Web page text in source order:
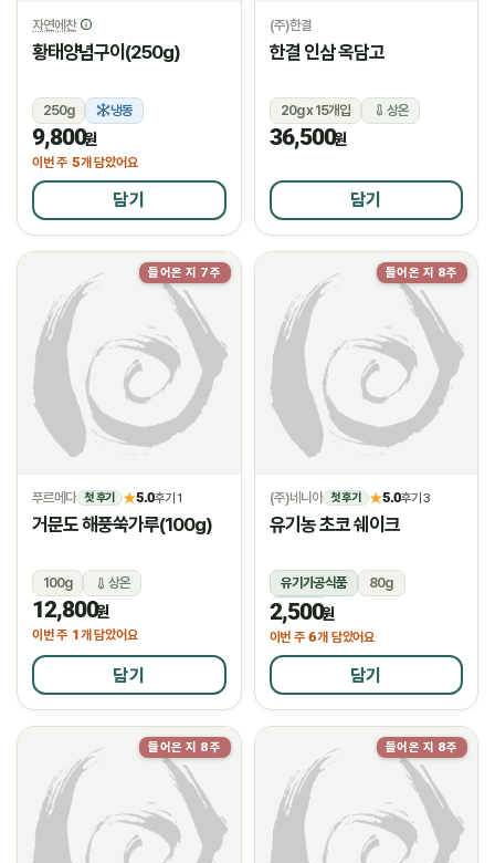
자연에찬
황태양념구이(250g)
250g 냉동
9,800원
이번 주 5개 담았어요
담기
(주)한결
한결 인삼 옥담고
20g x 15개입 상온
36,500원
담기
들어온 지 7주
푸르메다 첫 후기 ★5.0후기 1
거문도 해풍쑥가루(100g)
100g 상온
12,800원
이번 주 1개 담았어요
담기
들어온 지 8주
(주)네니아 첫 후기 ★5.0후기 3
유기농 초코 쉐이크
유기가공식품
80g
냉동
2,500원
이번 주 6개 담았어요
담기
들어온 지 8주 들어온 지 8주